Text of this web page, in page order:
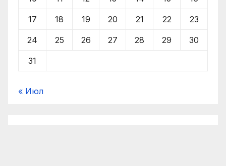
17 18 19 20 21 22 23
24 25 26 27 28 29 30
31
« Июл